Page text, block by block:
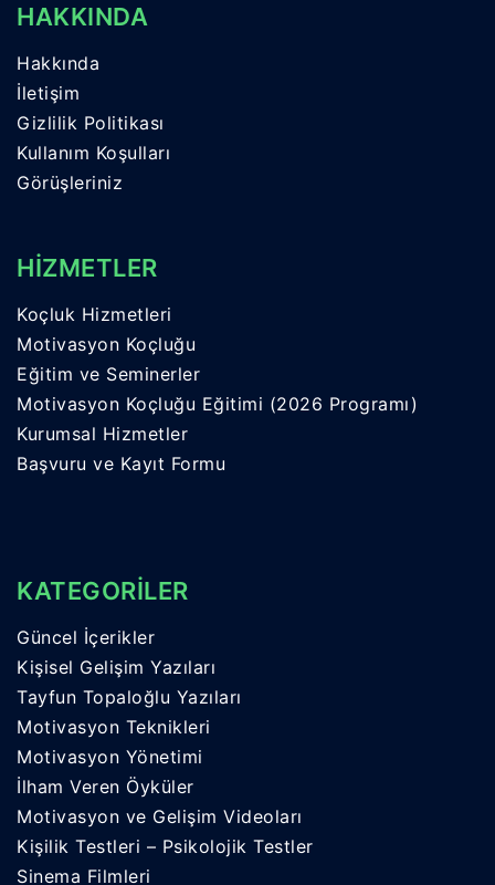
HAKKINDA
Hakkında
İletişim
Gizlilik Politikası
Kullanım Koşulları
Görüşleriniz
HİZMETLER
Koçluk Hizmetleri
Motivasyon Koçluğu
Eğitim ve Seminerler
Motivasyon Koçluğu Eğitimi (2026 Programı)
Kurumsal Hizmetler
Başvuru ve Kayıt Formu
KATEGORİLER
Güncel İçerikler
Kişisel Gelişim Yazıları
Tayfun Topaloğlu Yazıları
Motivasyon Teknikleri
Motivasyon Yönetimi
İlham Veren Öyküler
Motivasyon ve Gelişim Videoları
Kişilik Testleri – Psikolojik Testler
Sinema Filmleri